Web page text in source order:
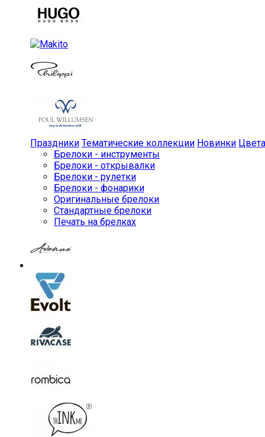
Праздники Тематические коллекции Новинки Цвета
Брелоки - инструменты
Брелоки - открывалки
Брелоки - рулетки
Брелоки - фонарики
Оригинальные брелоки
Стандартные брелоки
Печать на брелках